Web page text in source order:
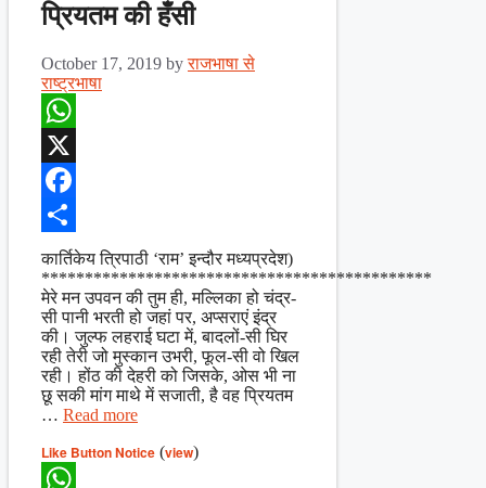
प्रियतम की हँसी
October 17, 2019 byराजभाषा से
राष्ट्रभाषा
WhatsApp
X
Facebook
Share
कार्तिकेय त्रिपाठी ‘राम’ इन्दौर मध्यप्रदेश)
*********************************************
मेरे मन उपवन की तुम ही, मल्लिका हो चंद्र-
सी पानी भरती हो जहां पर, अप्सराएं इंद्र
की। जुल्फ लहराई घटा में, बादलों-सी घिर
रही तेरी जो मुस्कान उभरी, फूल-सी वो खिल
रही। होंठ की देहरी को जिसके, ओस भी ना
छू सकी मांग माथे में सजाती, है वह प्रियतम
… Read more
Like Button Notice (view)